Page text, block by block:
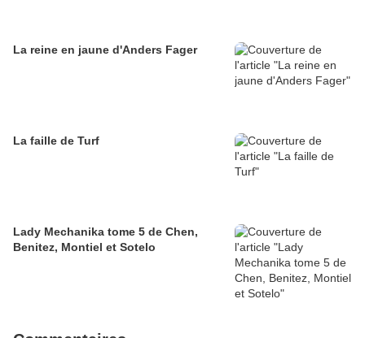
La reine en jaune d'Anders Fager
La faille de Turf
Lady Mechanika tome 5 de Chen,
Benitez, Montiel et Sotelo